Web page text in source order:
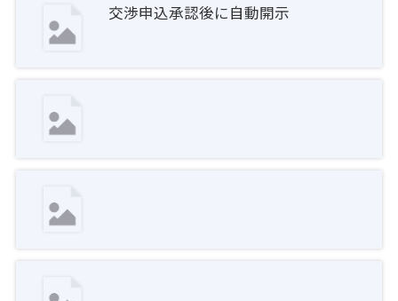
交渉申込承認後に自動開示